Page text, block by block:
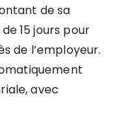
de sa
15 jours pour
de l’employeur.
avec